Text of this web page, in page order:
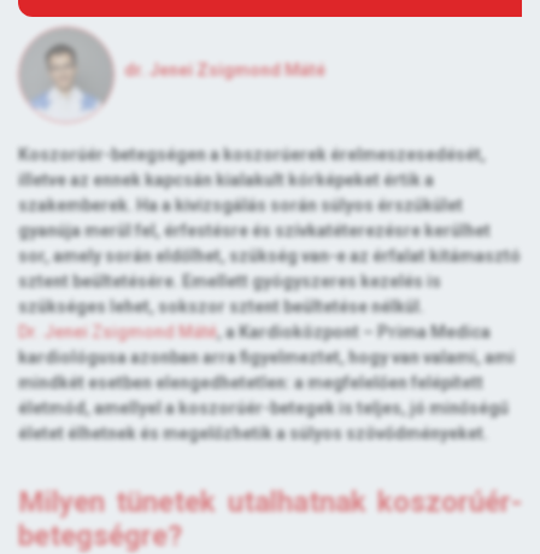
dr. Jenei Zsigmond Máté
Koszorúér-betegségen a koszorúerek érelmeszesedését,
illetve az ennek kapcsán kialakult kórképeket értik a
szakemberek. Ha a kivizsgálás során súlyos érszűkület
gyanúja merül fel, érfestésre és szívkatéterezésre kerülhet
sor, amely során eldőlhet, szükség van-e az érfalat kitámasztó
sztent beültetésére. Emellett gyógyszeres kezelés is
szükséges lehet, sokszor sztent beültetése nélkül.
Dr. Jenei Zsigmond Máté, a Kardioközpont – Prima Medica
kardiológusa azonban arra figyelmeztet, hogy van valami, ami
mindkét esetben elengedhetetlen: a megfelelően felépített
életmód, amellyel a koszorúér-betegek is teljes, jó minőségű
életet élhetnek és megelőzhetik a súlyos szövődményeket.
Milyen tünetek utalhatnak koszorúér-
betegségre?